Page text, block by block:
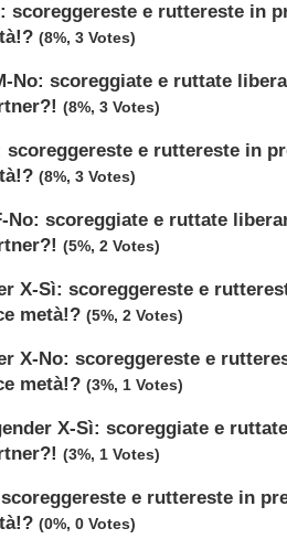
scoreggereste e ruttereste in
(8%, 3 Votes)
No: scoreggiate e ruttate
(8%, 3 Votes)
scoreggereste e ruttereste in
(8%, 3 Votes)
No: scoreggiate e ruttate
(5%, 2 Votes)
X-Sì: scoreggereste e
metà!? (5%, 2 Votes)
X-No: scoreggereste e
metà!? (3%, 1 Votes)
X-Sì: scoreggiate e
(3%, 1 Votes)
e ruttereste in
(0%, 0 Votes)